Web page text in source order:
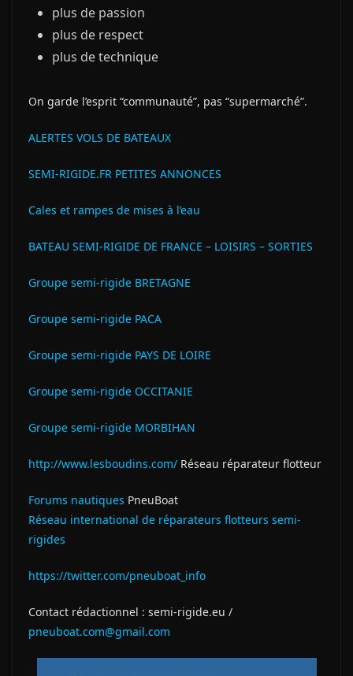
plus de passion
plus de respect
plus de technique
On garde l’esprit “communauté”, pas “supermarché”.
ALERTES VOLS DE BATEAUX
SEMI-RIGIDE.FR PETITES ANNONCES
Cales et rampes de mises à l’eau
BATEAU SEMI-RIGIDE DE FRANCE – LOISIRS – SORTIES
Groupe semi-rigide BRETAGNE
Groupe semi-rigide PACA
Groupe semi-rigide PAYS DE LOIRE
Groupe semi-rigide OCCITANIE
Groupe semi-rigide MORBIHAN
http://www.lesboudins.com/ Réseau réparateur flotteur
Forums nautiques PneuBoat
Réseau international de réparateurs flotteurs semi-
rigides
https://twitter.com/pneuboat_info
Contact rédactionnel : semi-rigide.eu /
pneuboat.com@gmail.com